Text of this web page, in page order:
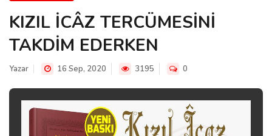
KIZIL İCÂZ TERCÜMESİNİ
TAKDİM EDERKEN
Yazar 16 Sep, 2020 3195 0